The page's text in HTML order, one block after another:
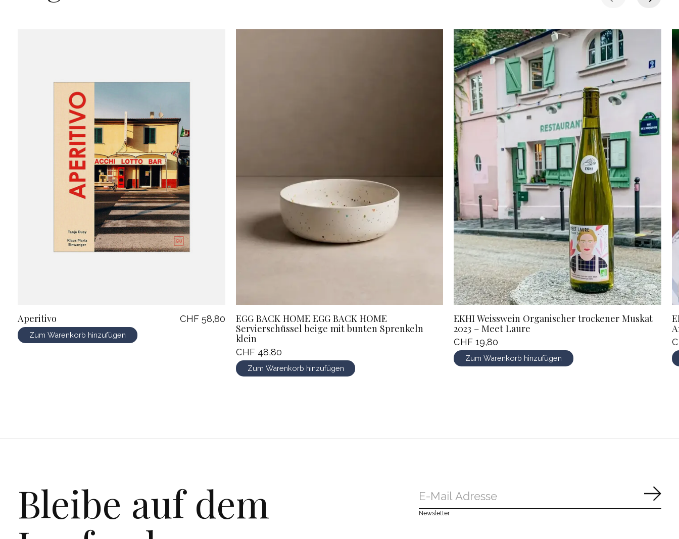
Aperitivo CHF 58,80
Zum Warenkorb hinzufügen
EGG BACK HOME EGG BACK HOME
Servierschüssel beige mit bunten Sprenkeln
klein
CHF 48,80
Zum Warenkorb hinzufügen
EKHI Weisswein Organischer trockener Muskat
2023 – Meet Laure
CHF 19,80
Zum Warenkorb hinzufügen
Bleibe auf dem
Newsletter